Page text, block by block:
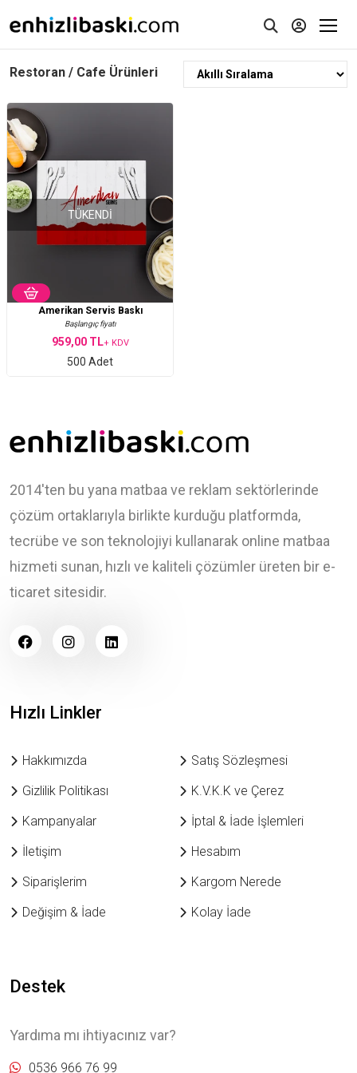
Restoran / Cafe Ürünleri
TÜKENDI
Amerikan Servis Baskı
Başlangıç fiyatı
959,00 TL+ KDV
500 Adet
2014'ten bu yana matbaa ve reklam sektörlerinde
çözüm ortaklarıyla birlikte kurduğu platformda,
tecrübe ve son teknolojiyi kullanarak online matbaa
hizmeti sunan, hızlı ve kaliteli çözümler üreten bir e-
ticaret sitesidir.
Hızlı Linkler
Hakkımızda
Satış Sözleşmesi
Gizlilik Politikası
K.V.K.K ve Çerez
Kampanyalar
İptal & İade İşlemleri
İletişim
Hesabım
Siparişlerim
Kargom Nerede
Değişim & İade
Kolay İade
Destek
Yardıma mı ihtiyacınız var?
0536 966 76 99